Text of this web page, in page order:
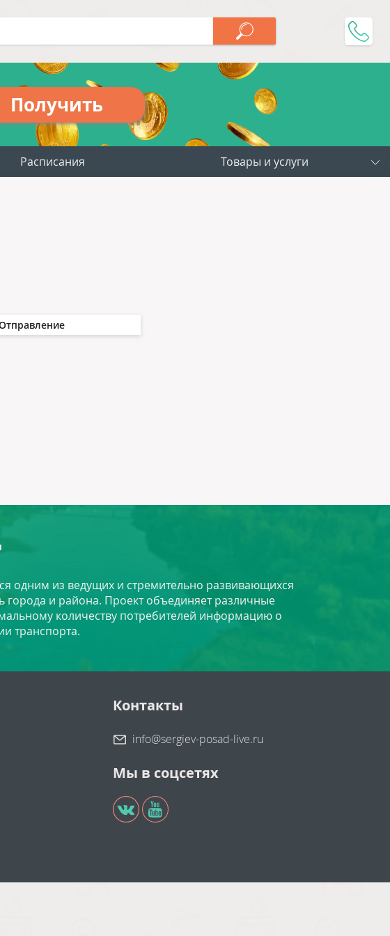
Получить
Расписания Товары и услуги
одним из ведущих и стремительно развивающихся
города и района. Проект объединяет различные
количеству потребителей информацию о
транспорта.
Контакты
info@sergiev-posad-live.ru
Мы в соцсетях